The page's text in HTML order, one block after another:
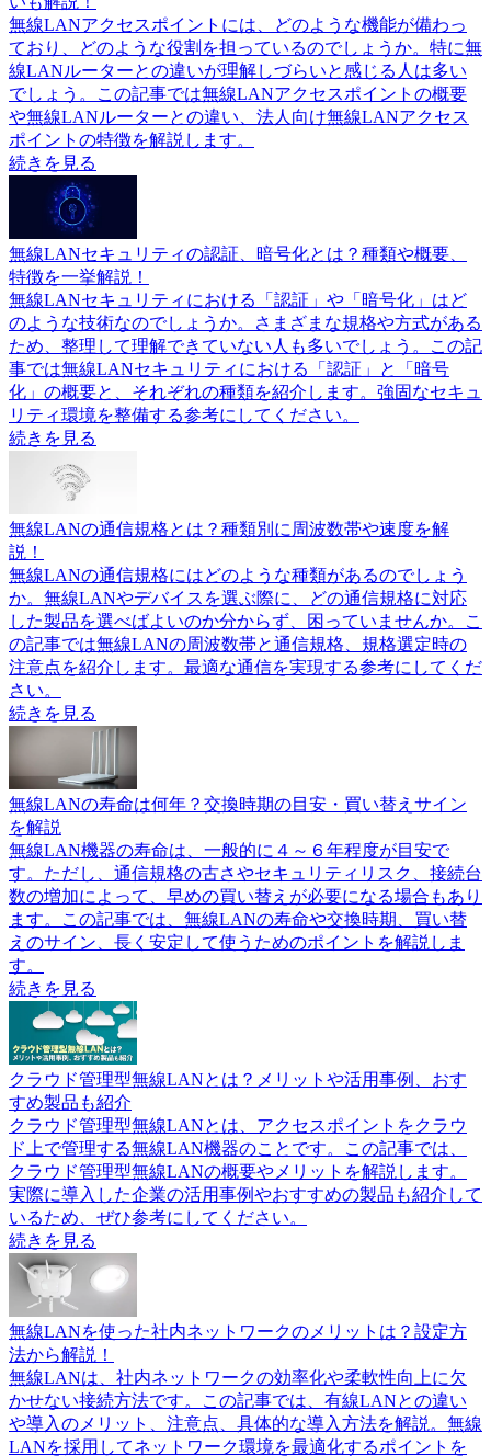
無線LANアクセスポイントには、どのような機能が備わっ
ており、どのような役割を担っているのでしょうか。特に無
線LANルーターとの違いが理解しづらいと感じる人は多い
でしょう。この記事では無線LANアクセスポイントの概要
や無線LANルーターとの違い、法人向け無線LANアクセス
ポイントの特徴を解説します。
続きを見る
無線LANセキュリティの認証、暗号化とは？種類や概要、
特徴を一挙解説！
無線LANセキュリティにおける「認証」や「暗号化」はど
のような技術なのでしょうか。さまざまな規格や方式がある
ため、整理して理解できていない人も多いでしょう。この記
事では無線LANセキュリティにおける「認証」と「暗号
化」の概要と、それぞれの種類を紹介します。強固なセキュ
リティ環境を整備する参考にしてください。
続きを見る
無線LANの通信規格とは？種類別に周波数帯や速度を解
説！
無線LANの通信規格にはどのような種類があるのでしょう
か。無線LANやデバイスを選ぶ際に、どの通信規格に対応
した製品を選べばよいのか分からず、困っていませんか。こ
の記事では無線LANの周波数帯と通信規格、規格選定時の
注意点を紹介します。最適な通信を実現する参考にしてくだ
さい。
続きを見る
無線LANの寿命は何年？交換時期の目安・買い替えサイン
を解説
無線LAN機器の寿命は、一般的に４～６年程度が目安で
す。ただし、通信規格の古さやセキュリティリスク、接続台
数の増加によって、早めの買い替えが必要になる場合もあり
ます。この記事では、無線LANの寿命や交換時期、買い替
えのサイン、長く安定して使うためのポイントを解説しま
す。
続きを見る
クラウド管理型無線LANとは？メリットや活用事例、おす
すめ製品も紹介
クラウド管理型無線LANとは、アクセスポイントをクラウ
ド上で管理する無線LAN機器のことです。この記事では、
クラウド管理型無線LANの概要やメリットを解説します。
実際に導入した企業の活用事例やおすすめの製品も紹介して
いるため、ぜひ参考にしてください。
続きを見る
無線LANを使った社内ネットワークのメリットは？設定方
法から解説！
無線LANは、社内ネットワークの効率化や柔軟性向上に欠
かせない接続方法です。この記事では、有線LANとの違い
や導入のメリット、注意点、具体的な導入方法を解説。無線
LANを採用してネットワーク環境を最適化するポイントを